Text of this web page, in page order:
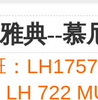
雅典--慕
：